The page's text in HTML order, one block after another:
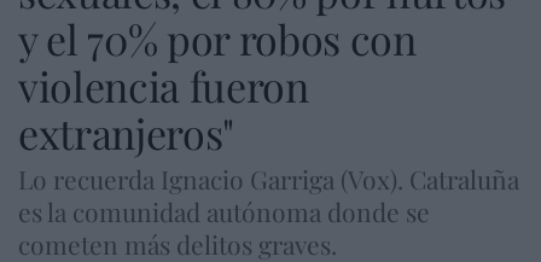
y el 70% por robos con
violencia fueron
extranjeros"
Lo recuerda Ignacio Garriga (Vox). Catraluña
es la comunidad autónoma donde se
cometen más delitos graves.